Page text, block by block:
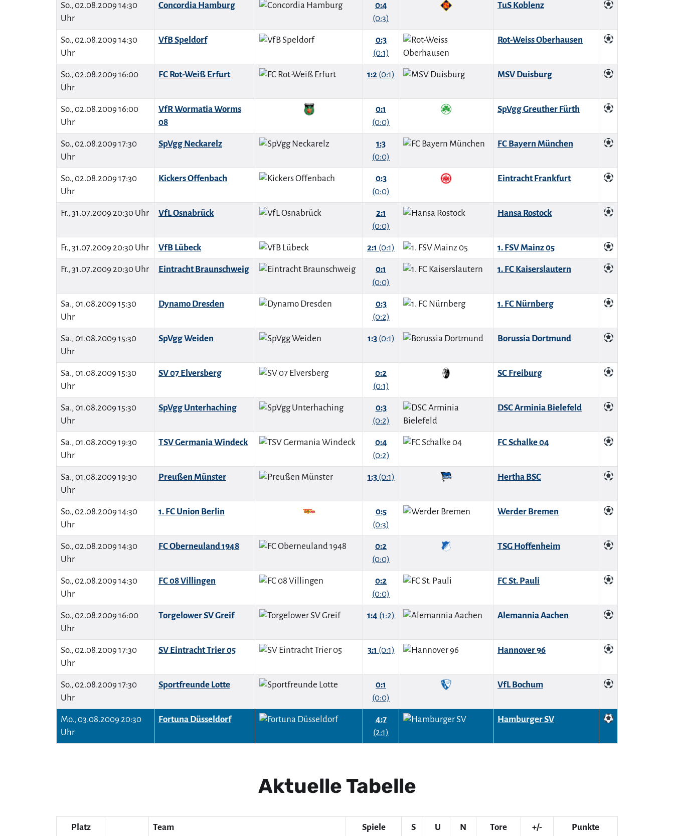
So., 02.08.2009 14:30
Uhr
Concordia Hamburg
0:4
(0:3)
TuS Koblenz
So., 02.08.2009 14:30
Uhr
VfB Speldorf
0:3
(0:1)
Rot-Weiss Oberhausen
So., 02.08.2009 16:00
Uhr
FC Rot-Weiß Erfurt 1:2 (0:1) MSV Duisburg
So., 02.08.2009 16:00
Uhr
VfR Wormatia Worms
08
0:1
(0:0)
SpVgg Greuther Fürth
So., 02.08.2009 17:30
Uhr
SpVgg Neckarelz
1:3
(0:0)
FC Bayern München
So., 02.08.2009 17:30
Uhr
Kickers Offenbach
0:3
(0:0)
Eintracht Frankfurt
Fr., 31.07.2009 20:30 Uhr VfL Osnabrück
2:1
(0:0)
Hansa Rostock
Fr., 31.07.2009 20:30 Uhr VfB Lübeck 2:1 (0:1) 1. FSV Mainz 05
Fr., 31.07.2009 20:30 Uhr Eintracht Braunschweig
0:1
(0:0)
1. FC Kaiserslautern
Sa., 01.08.2009 15:30
Uhr
Dynamo Dresden
0:3
(0:2)
1. FC Nürnberg
Sa., 01.08.2009 15:30
Uhr
SpVgg Weiden 1:3(0:1) Borussia Dortmund
Sa., 01.08.2009 15:30
Uhr
SV 07 Elversberg
0:2
(0:1)
SC Freiburg
Sa., 01.08.2009 15:30
Uhr
SpVgg Unterhaching
0:3
(0:2)
DSC Arminia Bielefeld
Sa., 01.08.2009 19:30
Uhr
TSV Germania Windeck
0:4
(0:2)
FC Schalke 04
Sa., 01.08.2009 19:30
Uhr
Preußen Münster 1:3(0:1) Hertha BSC
So., 02.08.2009 14:30
Uhr
1. FC Union Berlin
0:5
(0:3)
Werder Bremen
So., 02.08.2009 14:30
Uhr
FC Oberneuland 1948
0:2
(0:0)
TSG Hoffenheim
So., 02.08.2009 14:30
Uhr
FC 08 Villingen
0:2
(0:0)
FC St. Pauli
So., 02.08.2009 16:00
Uhr
Torgelower SV Greif 1:4 (1:2) Alemannia Aachen
So., 02.08.2009 17:30
Uhr
SV Eintracht Trier 05 3:1 (0:1) Hannover 96
So., 02.08.2009 17:30
Uhr
Sportfreunde Lotte
0:1
(0:0)
VfL Bochum
Mo., 03.08.2009 20:30
Uhr
Fortuna Düsseldorf
4:7
(2:1)
Hamburger SV
Aktuelle Tabelle
Platz Team Spiele S U N Tore +/- Punkte